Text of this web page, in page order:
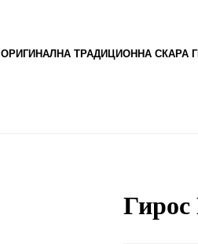
ОРИГИНАЛНА ТРАДИЦИОННА СКАРА
Гирос